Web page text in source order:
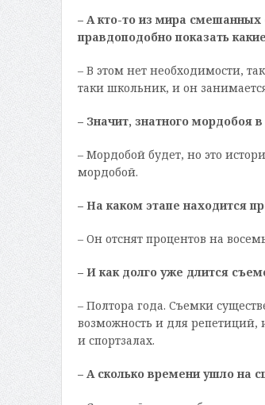
– А кто-то из мира смешанных
правдоподобно показать
– В этом нет необходимости,
таки школьник, и он
– Значит, знатного мордобоя
– Мордобой будет, но это
мордобой.
– На каком этапе находится
– Он отснят процентов на
– И как долго уже длится
– Полтора года. Съемки
возможность и для
и спортзалах.
– А сколько времени ушло на